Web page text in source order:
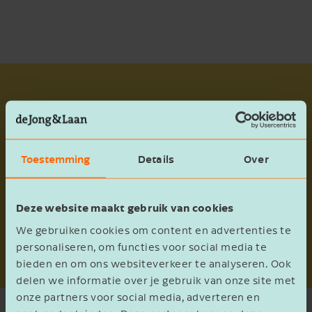
Toestemming Details Over
Deze website maakt gebruik van cookies
We gebruiken cookies om content en advertenties te
personaliseren, om functies voor social media te
bieden en om ons websiteverkeer te analyseren. Ook
delen we informatie over je gebruik van onze site met
onze partners voor social media, adverteren en
Rustgewassen
Als rustgewas kun je bijvoorbeeld een gras of
graan telen. De volledige lijst is te vinden bij de
RVO.Daarnaast kun je ook een vanggewas
uiterlijk 31 augustus inzaaien. Je mag het
vanggewas niet bemesten en je moet deze tot 1
februari telen.